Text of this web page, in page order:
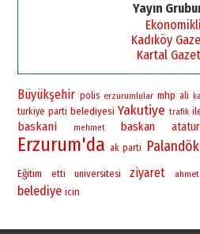
Yayın
Kadıköy
Kartal
Büyükşehir polis erzurumlular mhp ali
turkiye parti belediyesi Yakutiye trafik
baskani mehmet baskan
Erzurum'da ak parti
Eğitim etti universitesi ziyaret ahmet
belediye icin